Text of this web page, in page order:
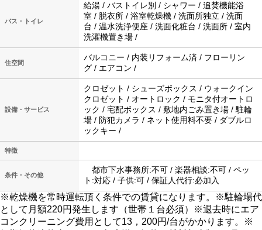
バス・トイレ
給湯 / バストイレ別 / シャワー / 追焚機能浴
室 / 脱衣所 / 浴室乾燥機 / 洗面所独立 / 洗面
台 / 温水洗浄便座 / 洗面化粧台 / 洗面所 / 室内
洗濯機置き場 /
住空間
バルコニー / 内装リフォーム済 / フローリン
グ / エアコン /
設備・サービス
クロゼット / シューズボックス / ウォークイン
クロゼット / オートロック / モニタ付オートロ
ック / 宅配ボックス / 敷地内ごみ置き場 / 駐輪
場 / 防犯カメラ / ネット使用料不要 / ダブルロ
ックキー /
特徴
条件・その他
都市下水事務所:不可 / 楽器相談:不可 / ペッ
ト:対応 / 子供:可 / 保証人代行:必加入
※乾燥機を常時運転頂く条件での賃貸になります。※駐輪場代
として月額220円発生します（世帯１台必須）※退去時にエア
コンクリーニング費用として13，200円/台がかかります。※